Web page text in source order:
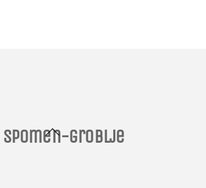
Back
spomen-groblje